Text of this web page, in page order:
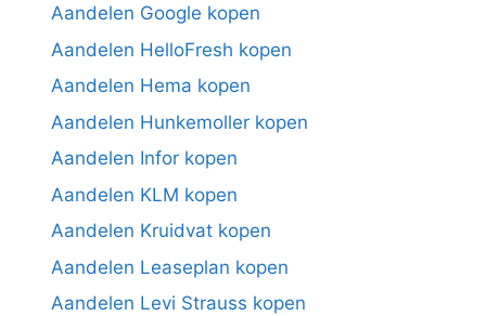
Aandelen Google kopen
Aandelen HelloFresh kopen
Aandelen Hema kopen
Aandelen Hunkemoller kopen
Aandelen Infor kopen
Aandelen KLM kopen
Aandelen Kruidvat kopen
Aandelen Leaseplan kopen
Aandelen Levi Strauss kopen